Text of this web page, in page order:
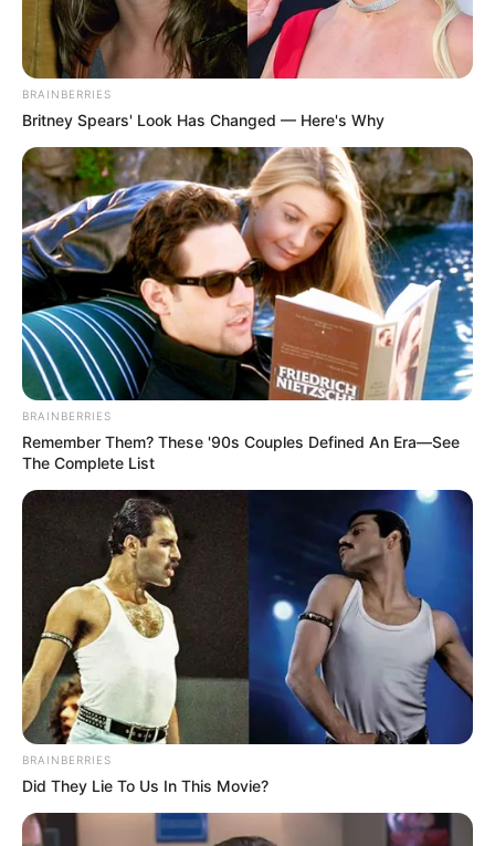
(foto: kakaotv)
Sinopsis
Serial ini berawal dari kisah asmara Shin Sol Yi (So Ju Yeon),
siswi sekolah menengah atas yang pintar dan ceria.
BRAINBERRIES
Britney Spears' Look Has Changed — Here's Why
BRAINBERRIES
Remember Them? These '90s Couples Defined An Era—See
The Complete List
BRAINBERRIES
Did They Lie To Us In This Movie?